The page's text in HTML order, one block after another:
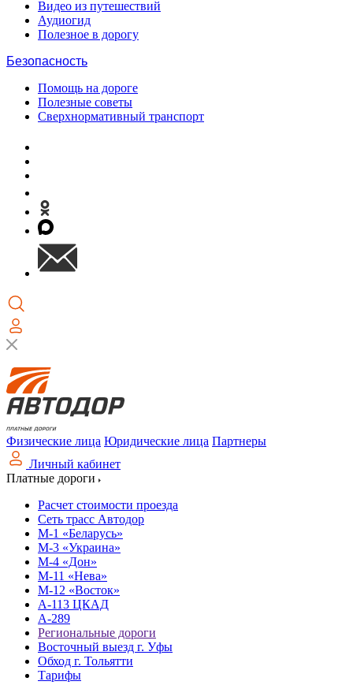
Видео из путешествий
Аудиогид
Полезное в дорогу
Безопасность
Помощь на дороге
Полезные советы
Сверхнормативный транспорт
Физические лица Юридические лица Партнеры
Личный кабинет
Платные дороги
Расчет стоимости проезда
Сеть трасс Автодор
М-1 «Беларусь»
М-3 «Украина»
М-4 «Дон»
М-11 «Нева»
М-12 «Восток»
А-113 ЦКАД
А-289
Региональные дороги
Восточный выезд г. Уфы
Обход г. Тольятти
Тарифы